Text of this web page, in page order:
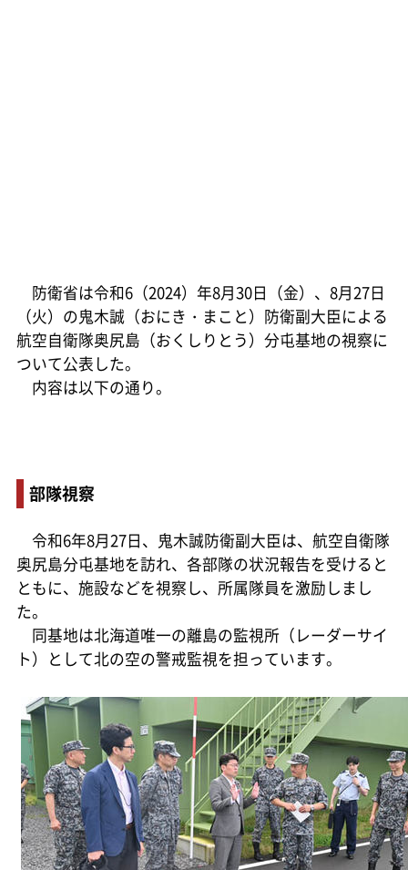
防衛省は令和6（2024）年8月30日（金）、8月27日
（火）の鬼木誠（おにき・まこと）防衛副大臣による
航空自衛隊奥尻島（おくしりとう）分屯基地の視察に
ついて公表した。
内容は以下の通り。
部隊視察
令和6年8月27日、鬼木誠防衛副大臣は、航空自衛隊
奥尻島分屯基地を訪れ、各部隊の状況報告を受けると
ともに、施設などを視察し、所属隊員を激励しまし
た。
同基地は北海道唯一の離島の監視所（レーダーサイ
ト）として北の空の警戒監視を担っています。